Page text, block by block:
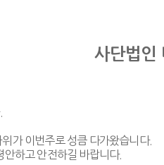
사단법인
.
가 이번주로 성큼 다가왔습니다.
안하고 안전하길 바랍니다.